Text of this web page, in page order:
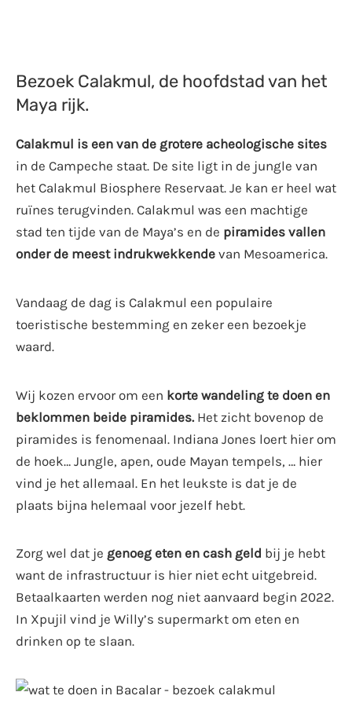
Bezoek Calakmul, de hoofdstad van het
Maya rijk.
Calakmul is een van de grotere acheologische sites
in de Campeche staat. De site ligt in de jungle van
het Calakmul Biosphere Reservaat. Je kan er heel wat
ruïnes terugvinden. Calakmul was een machtige
stad ten tijde van de Maya’s en de piramides vallen
onder de meest indrukwekkende van Mesoamerica.
Vandaag de dag is Calakmul een populaire
toeristische bestemming en zeker een bezoekje
waard.
Wij kozen ervoor om een korte wandeling te doen en
beklommen beide piramides. Het zicht bovenop de
piramides is fenomenaal. Indiana Jones loert hier om
de hoek… Jungle, apen, oude Mayan tempels, … hier
vind je het allemaal. En het leukste is dat je de
plaats bijna helemaal voor jezelf hebt.
Zorg wel dat je genoeg eten en cash geld bij je hebt
want de infrastructuur is hier niet echt uitgebreid.
Betaalkaarten werden nog niet aanvaard begin 2022.
In Xpujil vind je Willy’s supermarkt om eten en
drinken op te slaan.